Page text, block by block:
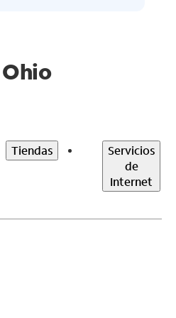
Ohio
Tiendas
Servicios
de
Internet